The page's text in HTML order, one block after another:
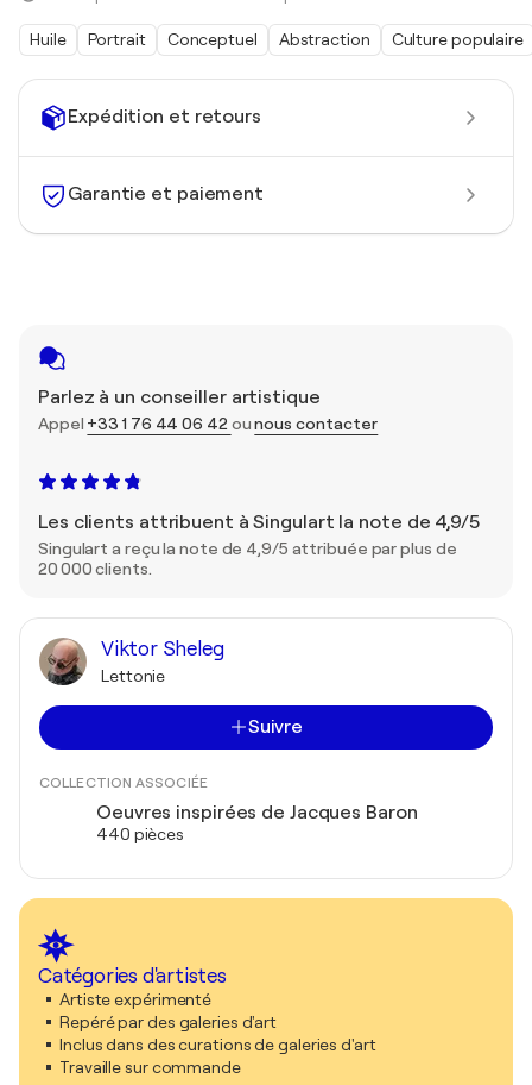
Expédition et retours
Garantie et paiement
Parlez à un conseiller artistique
Appel +33 1 76 44 06 42 ounous contacter
Les clients attribuent à Singulart la note de 4,9/5
Singulart a reçu la note de 4,9/5 attribuée par plus de
20 000 clients.
Viktor Sheleg
Lettonie
Suivre
COLLECTION ASSOCIÉE
Oeuvres inspirées de Jacques Baron
440 pièces
Catégories d'artistes
Artiste expérimenté
Repéré par des galeries d'art
Inclus dans des curations de galeries d'art
Travaille sur commande
Huile Portrait Conceptuel Abstraction Culture populaire